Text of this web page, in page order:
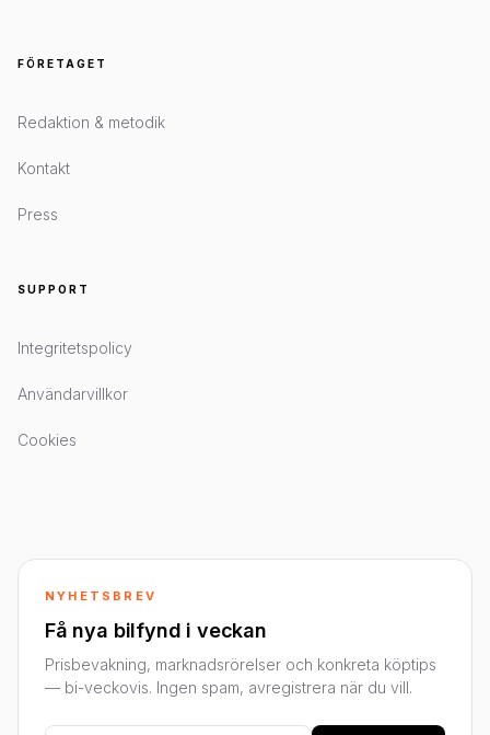
FÖRETAGET
Redaktion & metodik
Kontakt
Press
SUPPORT
Integritetspolicy
Användarvillkor
Cookies
NYHETSBREV
Få nya bilfynd i veckan
Prisbevakning, marknadsrörelser och konkreta köptips
— bi-veckovis. Ingen spam, avregistrera när du vill.